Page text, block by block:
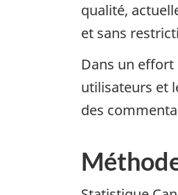
qualité,
et sans
Dans un effort
utilisateurs et
des